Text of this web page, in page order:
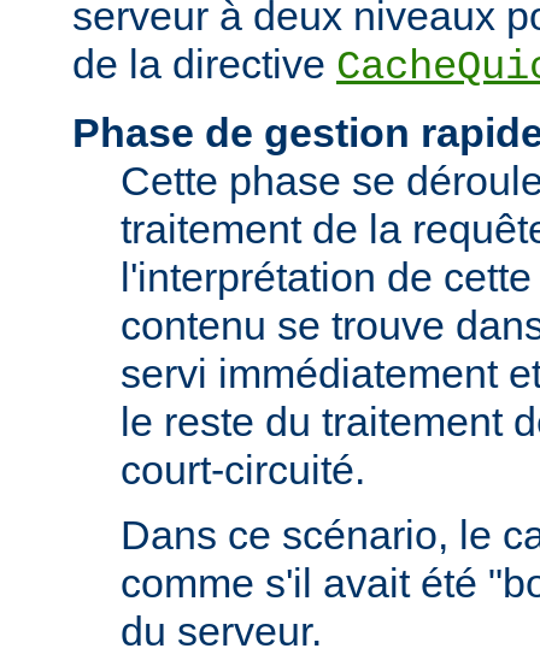
serveur à deux niveaux
de la directive
Phase de gestion
Cette phase se
traitement de la
l'interprétation de
contenu se trouve
servi immédiatement
le reste du traitement
court-circuité.
Dans ce scénario, le
comme s'il avait été
du serveur.